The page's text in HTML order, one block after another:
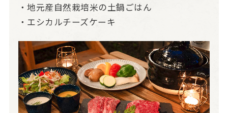
・地元産自然栽培米の土鍋ごはん
・エシカルチーズケーキ